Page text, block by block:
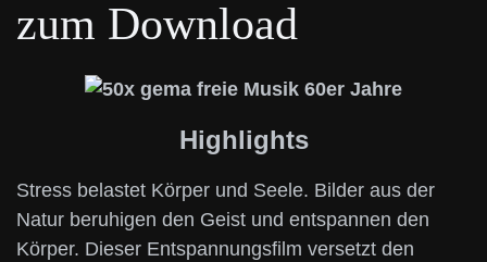
zum Download
Highlights
Stress belastet Körper und Seele. Bilder aus der
Natur beruhigen den Geist und entspannen den
Körper. Dieser Entspannungsfilm versetzt den